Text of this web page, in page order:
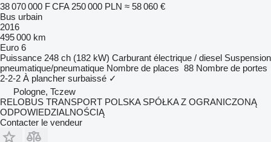
38 070 000 F CFA 250 000 PLN ≈ 58 060 €
Bus urbain
2016
495 000 km
Euro 6
Puissance 248 ch (182 kW) Carburant électrique / diesel Suspension
pneumatique/pneumatique Nombre de places 88 Nombre de portes
2-2-2 À plancher surbaissé ✓
Pologne, Tczew
RELOBUS TRANSPORT POLSKA SPÓŁKA Z OGRANICZONĄ
ODPOWIEDZIALNOŚCIĄ
Contacter le vendeur